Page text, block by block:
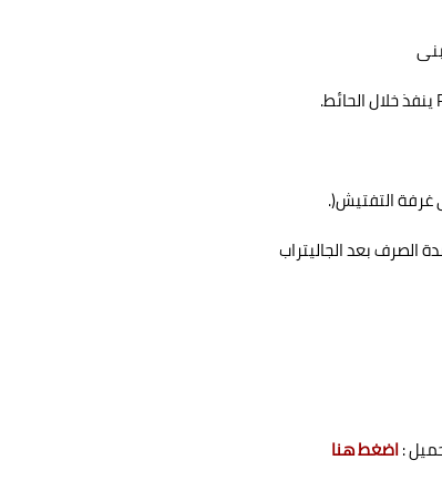
ينفذ خلال الحائط.
غرفة التفتيش.)
الصرف بعد الجاليتراب
:اضغط هنا